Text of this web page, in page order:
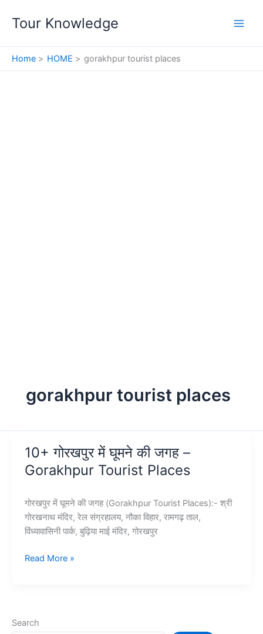
Tour Knowledge
Home HOME gorakhpur tourist places
gorakhpur tourist places
10+ गोरखपुर में घूमने की जगह –
Gorakhpur Tourist Places
गोरखपुर में घूमने की जगह (Gorakhpur Tourist Places):- श्री
गोरखनाथ मंदिर, रेल संग्रहालय, नौका विहार, रामगढ़ ताल,
विंध्यावासिनी पार्क, बुढ़िया माई मंदिर, गोरखपुर
10+
जगह
Read More »
Search